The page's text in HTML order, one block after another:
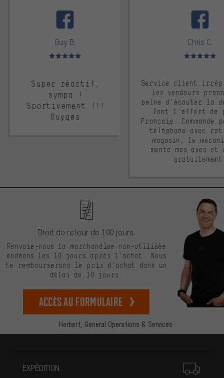
Guy B.
Note moyenne : 5 sur 5
Super réactif,
sympa !
Sportivement !!!
Guyges
Chris C.
Note moyenne :
Service client
les vendeurs
peine d'écouter la
font l'effort de
Français. Commande
téléphone avec
magasin, le
monté mes axes et
Herbert, General Operations & Services
Droit de retour de 100 jours.
Renvoie-nous la marchandise non-utilisée
endéans les 10 jours après l’achat. Nous
te rembourserons le prix d’achat dans un
délai de 10 jours.
Accès au formulaire
EXPÉDITION